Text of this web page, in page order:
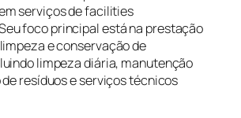
serviços de facilities
foco principal está na prestação
e conservação de
limpeza diária, manutenção
resíduos e serviços técnicos